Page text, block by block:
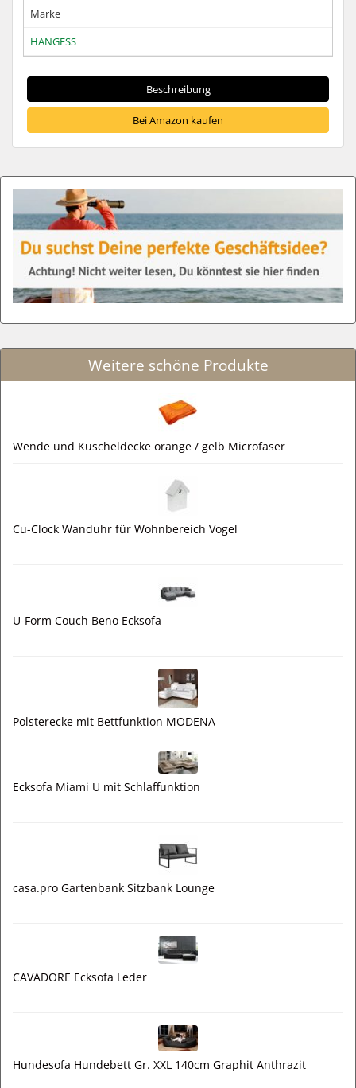
Marke
HANGESS
Beschreibung
Bei Amazon kaufen
Weitere schöne Produkte
Wende und Kuscheldecke orange / gelb Microfaser
Cu-Clock Wanduhr für Wohnbereich Vogel
U-Form Couch Beno Ecksofa
Polsterecke mit Bettfunktion MODENA
Ecksofa Miami U mit Schlaffunktion
casa.pro Gartenbank Sitzbank Lounge
CAVADORE Ecksofa Leder
Hundesofa Hundebett Gr. XXL 140cm Graphit Anthrazit